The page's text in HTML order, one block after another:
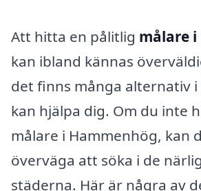
Att hitta en pålitlig målare
kan ibland kännas
det finns många alternativ
kan hjälpa dig. Om du inte
målare i Hammenhög, kan
överväga att söka i de
städerna. Här är några av